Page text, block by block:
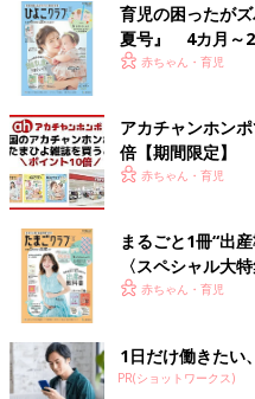
育児の困ったが
夏号』 4カ月～2
いっぱい！
赤ちゃん・育児
アカチャンホン
倍【期間限定】
赤ちゃん・育児
まるごと1冊“出
〈スペシャル大
赤ちゃん・育児
1日だけ働きたい
PR(ショットワークス)